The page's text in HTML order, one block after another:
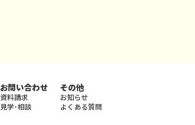
お問い合わせ
資料請求
見学･相談
その他
お知らせ
よくある質問